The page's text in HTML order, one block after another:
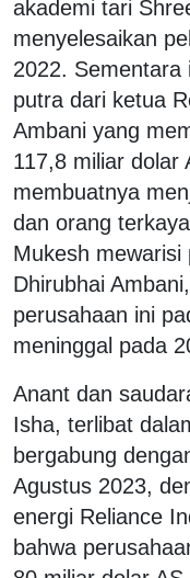
akademi tari
menyelesaikan
2022. Sementara
putra dari ketua
Ambani yang
117,8 miliar dolar
membuatnya
dan orang
Mukesh mewarisi
Dhirubhai
perusahaan ini
meninggal pada
Anant dan
Isha, terlibat
bergabung
Agustus 2023,
energi Reliance
bahwa